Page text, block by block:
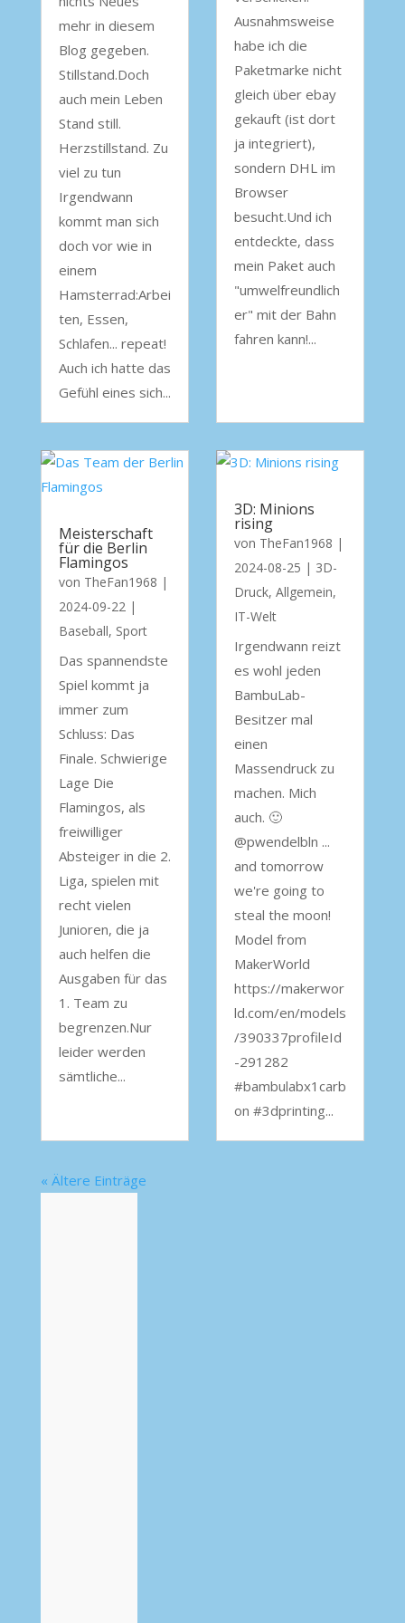
mehr in diesem
Blog gegeben.
Stillstand.Doch
auch mein Leben
Stand still.
Herzstillstand. Zu
viel zu tun
Irgendwann
kommt man sich
doch vor wie in
einem
Hamsterrad:Arbei
ten, Essen,
Schlafen... repeat!
Auch ich hatte das
Gefühl eines sich...
Ausnahmsweise
habe ich die
Paketmarke nicht
gleich über ebay
gekauft (ist dort
ja integriert),
sondern DHL im
Browser
besucht.Und ich
entdeckte, dass
mein Paket auch
"umwelfreundlich
er" mit der Bahn
fahren kann!...
Meisterschaft
für die Berlin
Flamingos
von TheFan1968 |
2024-09-22|
Baseball, Sport
Das spannendste
Spiel kommt ja
immer zum
Schluss: Das
Finale. Schwierige
Lage Die
Flamingos, als
freiwilliger
Absteiger in die 2.
Liga, spielen mit
recht vielen
Junioren, die ja
auch helfen die
Ausgaben für das
1. Team zu
begrenzen.Nur
leider werden
sämtliche...
3D: Minions
rising
von TheFan1968 |
2024-08-25 | 3D-
Druck, Allgemein,
IT-Welt
Irgendwann reizt
es wohl jeden
BambuLab-
Besitzer mal
einen
Massendruck zu
machen. Mich
auch. 🙂
@pwendelbln ...
and tomorrow
we're going to
steal the moon!
Model from
MakerWorld
https://makerwor
ld.com/en/models
/390337profileId
-291282
#bambulabx1carb
on #3dprinting...
« Ältere Einträge